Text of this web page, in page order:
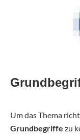
Um das Thema
Grundbegriffe zu